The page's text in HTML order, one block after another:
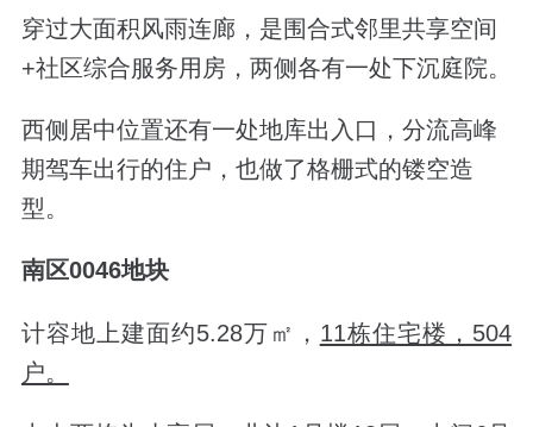
穿过大面积风雨连廊，是围合式邻里共享空间
+社区综合服务用房，两侧各有一处下沉庭院。
西侧居中位置还有一处地库出入口，分流高峰
期驾车出行的住户，也做了格栅式的镂空造
型。
南区0046地块
计容地上建面约5.28万㎡， 11栋住宅楼，504
户。